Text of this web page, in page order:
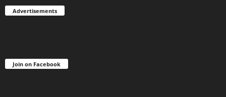
Advertisements
Join on Facebook